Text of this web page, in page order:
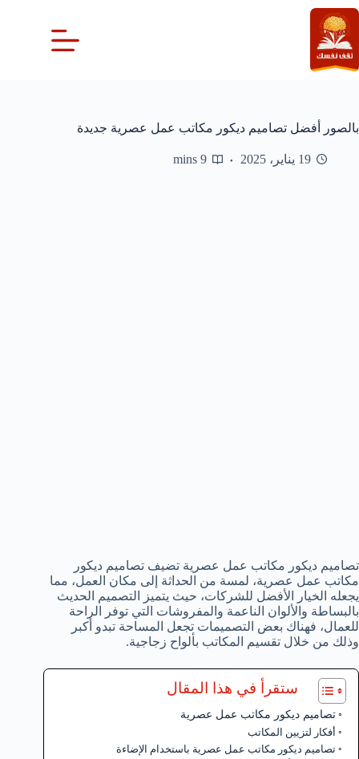
التجاوز
إلى
المحتوى
بالصور أفضل تصاميم ديكور مكاتب عمل عصرية جديدة
19 يناير، 2025 9 mins
تصاميم ديكور مكاتب عمل عصرية تضيف تصاميم ديكور
مكاتب عمل عصرية، لمسة من الحداثة إلى مكان العمل، مما
يجعله الخيار الأفضل للشركات، حيث يتميز التصميم الحديث
بالبساطة والألوان الناعمة والمفروشات التي توفر الراحة
للعمال، فهناك بعض التصميمات تجعل المساحة تبدو أكبر
وذلك من خلال تقسيم المكاتب بألواح زجاجية.
ستقرأ في هذا المقال
تصاميم ديكور مكاتب عمل عصرية
أفكار لتزيين المكاتب
تصاميم ديكور مكاتب عمل عصرية باستخدام الإضاءة